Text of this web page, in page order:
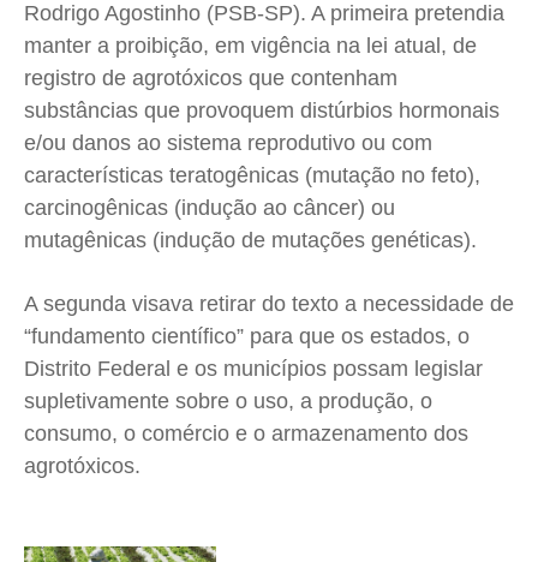
Rodrigo Agostinho (PSB-SP). A primeira pretendia
manter a proibição, em vigência na lei atual, de
registro de agrotóxicos que contenham
substâncias que provoquem distúrbios hormonais
e/ou danos ao sistema reprodutivo ou com
características teratogênicas (mutação no feto),
carcinogênicas (indução ao câncer) ou
mutagênicas (indução de mutações genéticas).
A segunda visava retirar do texto a necessidade de
“fundamento científico” para que os estados, o
Distrito Federal e os municípios possam legislar
supletivamente sobre o uso, a produção, o
consumo, o comércio e o armazenamento dos
agrotóxicos.